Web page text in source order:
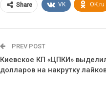
Share VK OK.ru
PREV POST
Киевское КП «ЦПКИ»
долларов на накрутку